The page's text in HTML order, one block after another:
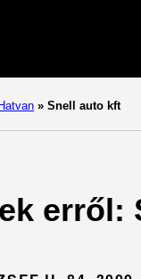
» Snell auto kft
erről: